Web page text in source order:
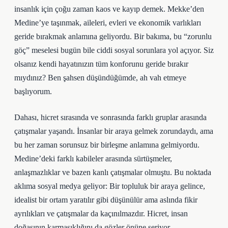
insanlık için çoğu zaman kaos ve kayıp demek. Mekke’den
Medine’ye taşınmak, aileleri, evleri ve ekonomik varlıkları
geride bırakmak anlamına geliyordu. Bir bakıma, bu “zorunlu
göç” meselesi bugün bile ciddi sosyal sorunlara yol açıyor. Siz
olsanız kendi hayatınızın tüm konforunu geride bırakır
mıydınız? Ben şahsen düşündüğümde, ah vah etmeye
başlıyorum.
Dahası, hicret sırasında ve sonrasında farklı gruplar arasında
çatışmalar yaşandı. İnsanlar bir araya gelmek zorundaydı, ama
bu her zaman sorunsuz bir birleşme anlamına gelmiyordu.
Medine’deki farklı kabileler arasında sürtüşmeler,
anlaşmazlıklar ve bazen kanlı çatışmalar olmuştu. Bu noktada
aklıma sosyal medya geliyor: Bir topluluk bir araya gelince,
idealist bir ortam yaratılır gibi düşünülür ama aslında fikir
ayrılıkları ve çatışmalar da kaçınılmazdır. Hicret, insan